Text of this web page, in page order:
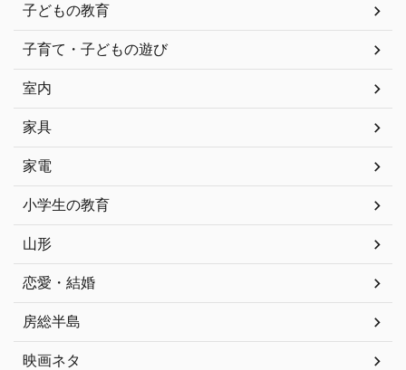
子どもの教育
子育て・子どもの遊び
室内
家具
家電
小学生の教育
山形
恋愛・結婚
房総半島
映画ネタ